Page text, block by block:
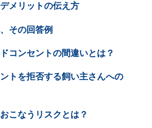
メリットの伝え方
その回答例
コンセントの間違いとは？
トを拒否する飼い主さんへの
こなうリスクとは？